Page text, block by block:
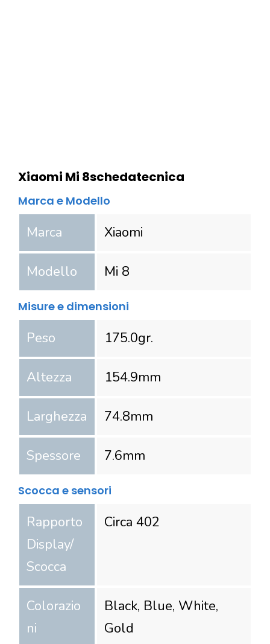
Xiaomi Mi 8schedatecnica
Marca e Modello
Marca Xiaomi
Modello Mi 8
Misure e dimensioni
Peso 175.0gr.
Altezza 154.9mm
Larghezza 74.8mm
Spessore 7.6mm
Scocca e sensori
Rapporto
Display/
Scocca
Circa 402
Colorazio
ni
Black, Blue, White,
Gold